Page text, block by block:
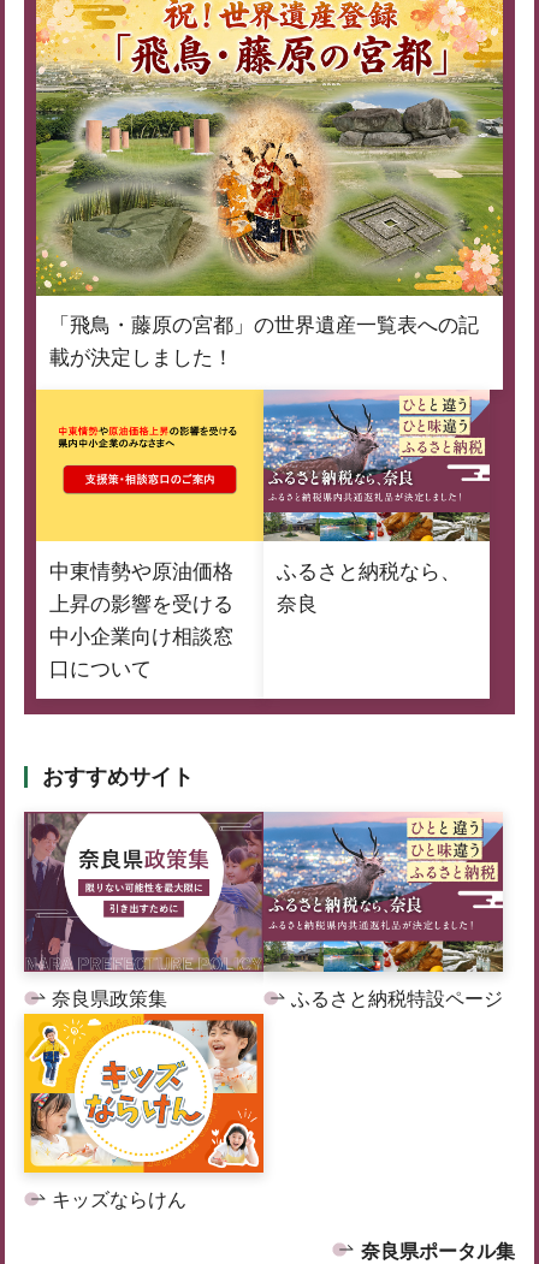
「飛鳥・藤原の宮都」の世界遺産一覧表への記
載が決定しました！
中東情勢や原油価格
上昇の影響を受ける
中小企業向け相談窓
口について
ふるさと納税なら、
奈良
おすすめサイト
奈良県政策集 ふるさと納税特設ページ
キッズならけん
奈良県ポータル集